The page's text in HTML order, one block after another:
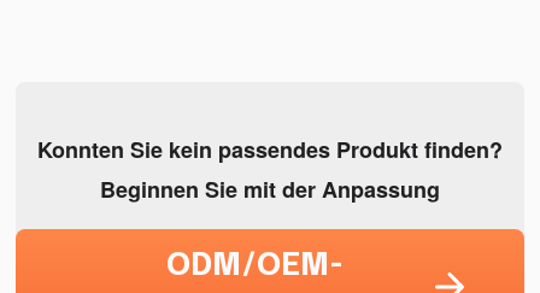
Konnten Sie kein passendes Produkt finden?
Beginnen Sie mit der Anpassung
ODM/OEM-